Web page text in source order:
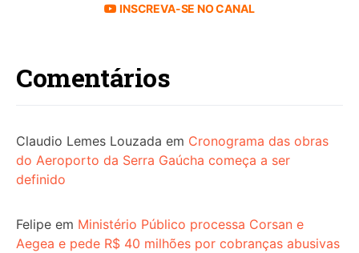
INSCREVA-SE NO CANAL
Comentários
Claudio Lemes Louzada em Cronograma das obras
do Aeroporto da Serra Gaúcha começa a ser
definido
Felipe em Ministério Público processa Corsan e
Aegea e pede R$ 40 milhões por cobranças abusivas